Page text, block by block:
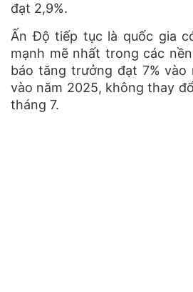
đạt 2,9%.
Ấn Độ tiếp tục là quốc gia
mạnh mẽ nhất trong các
báo tăng trưởng đạt 7% vào
vào năm 2025, không thay
tháng 7.